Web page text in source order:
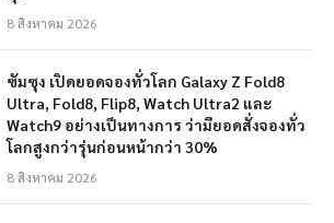
8 สิงหาคม 2026
ซัมซุง เปิดยอดจองทั่วโลก Galaxy Z Fold8
Ultra, Fold8, Flip8, Watch Ultra2 และ
Watch9 อย่างเป็นทางการ ว่ามียอดสั่งจองทั่ว
โลกสูงกว่ารุ่นก่อนหน้ากว่า 30%
8 สิงหาคม 2026